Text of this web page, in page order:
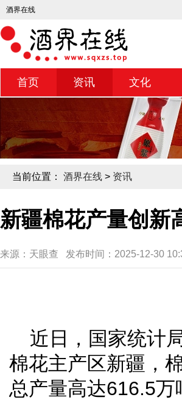
酒界在线
首页 资讯 文化
当前位置： 酒界在线 > 资讯
新疆棉花产量创新
来源：天眼查 发布时间：2025-12-30
近日，国家统计
棉花主产区新疆，
总产量高达616.5